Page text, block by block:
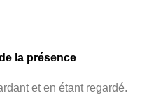
la présence
et en étant regardé.